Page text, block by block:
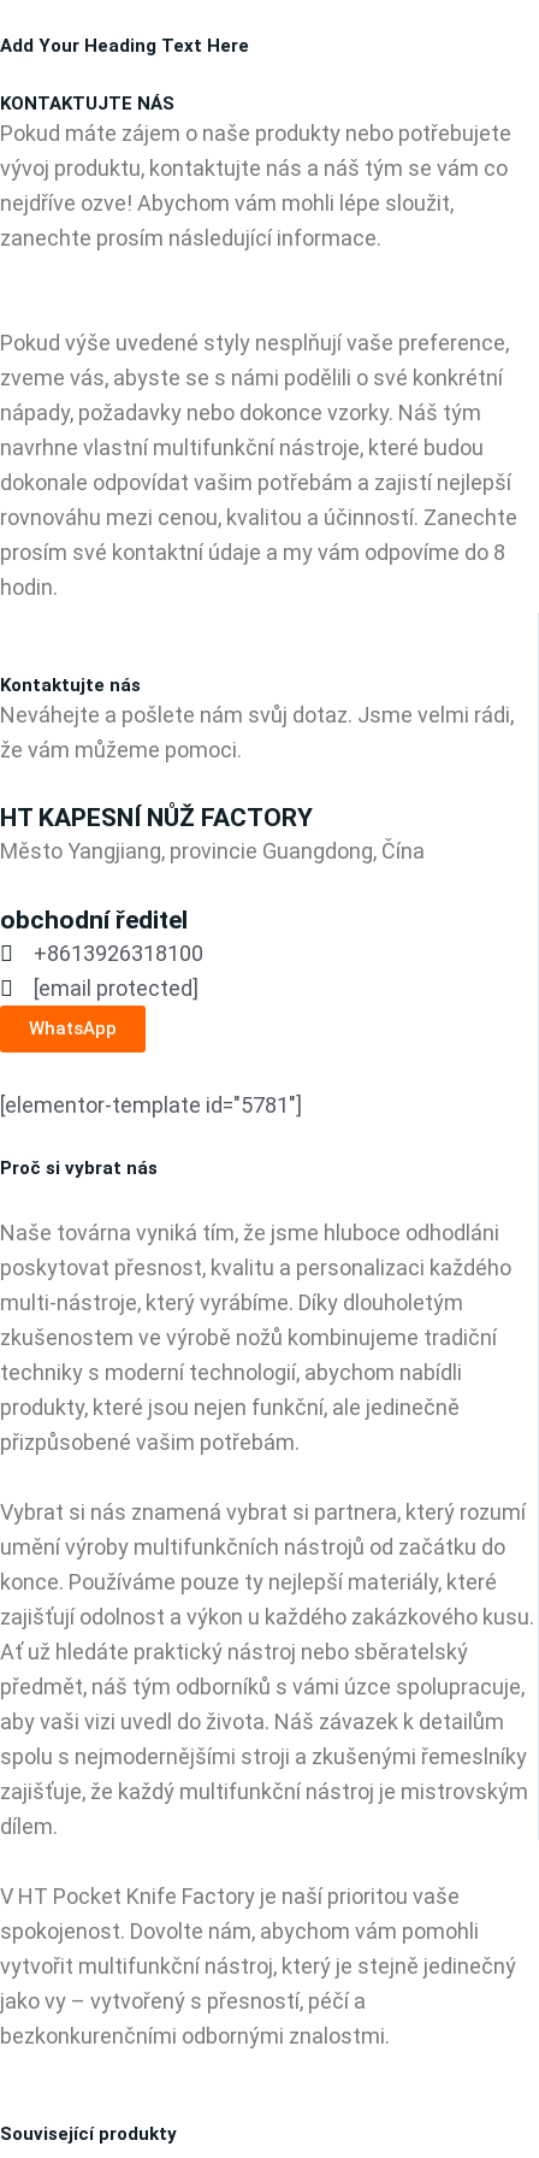
na
Add Your Heading Text Here
KONTAKTUJTE NÁS
Pokud máte zájem o naše produkty nebo potřebujete
vývoj produktu, kontaktujte nás a náš tým se vám co
nejdříve ozve! Abychom vám mohli lépe sloužit,
zanechte prosím následující informace.
Pokud výše uvedené styly nesplňují vaše preference,
zveme vás, abyste se s námi podělili o své konkrétní
nápady, požadavky nebo dokonce vzorky. Náš tým
navrhne vlastní multifunkční nástroje, které budou
dokonale odpovídat vašim potřebám a zajistí nejlepší
rovnováhu mezi cenou, kvalitou a účinností. Zanechte
prosím své kontaktní údaje a my vám odpovíme do 8
hodin.
Kontaktujte nás
Neváhejte a pošlete nám svůj dotaz. Jsme velmi rádi,
že vám můžeme pomoci.
HT KAPESNÍ NŮŽ FACTORY
Město Yangjiang, provincie Guangdong, Čína
obchodní ředitel
+8613926318100
[email protected]
WhatsApp
[elementor-template id="5781"]
Proč si vybrat nás
Naše továrna vyniká tím, že jsme hluboce odhodláni
poskytovat přesnost, kvalitu a personalizaci každého
multi-nástroje, který vyrábíme. Díky dlouholetým
zkušenostem ve výrobě nožů kombinujeme tradiční
techniky s moderní technologií, abychom nabídli
produkty, které jsou nejen funkční, ale jedinečně
přizpůsobené vašim potřebám.
Vybrat si nás znamená vybrat si partnera, který rozumí
umění výroby multifunkčních nástrojů od začátku do
konce. Používáme pouze ty nejlepší materiály, které
zajišťují odolnost a výkon u každého zakázkového kusu.
Ať už hledáte praktický nástroj nebo sběratelský
předmět, náš tým odborníků s vámi úzce spolupracuje,
aby vaši vizi uvedl do života. Náš závazek k detailům
spolu s nejmodernějšími stroji a zkušenými řemeslníky
zajišťuje, že každý multifunkční nástroj je mistrovským
dílem.
V HT Pocket Knife Factory je naší prioritou vaše
spokojenost. Dovolte nám, abychom vám pomohli
vytvořit multifunkční nástroj, který je stejně jedinečný
jako vy – vytvořený s přesností, péčí a
bezkonkurenčními odbornými znalostmi.
Související produkty